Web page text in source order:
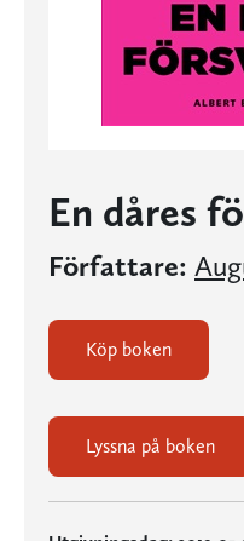
En dåres
Författare:
Köp boken
Lyssna på boken